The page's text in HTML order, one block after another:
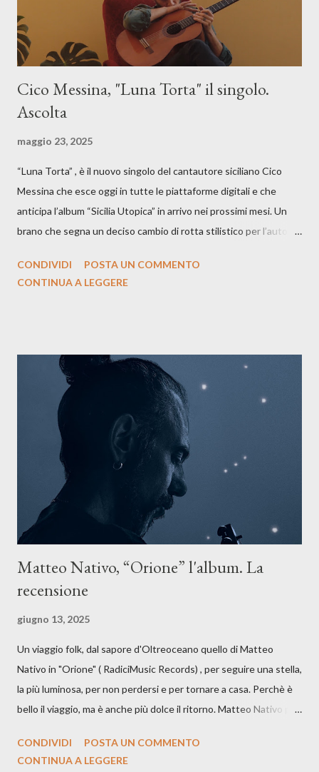
Cico Messina, "Luna Torta" il singolo.
Ascolta
maggio 23, 2025
“Luna Torta” , è il nuovo singolo del cantautore siciliano Cico
Messina che esce oggi in tutte le piattaforme digitali e che
anticipa l’album “Sicilia Utopica” in arrivo nei prossimi mesi. Un
brano che segna un deciso cambio di rotta stilistico per l’autore
testo ibrido tra italiano e siciliano, e un’urgenza espressiva che
La canzone racconta la difficoltà di creare, e perfino di esistere,
sotto il peso della realtà. Ma lo fa cercando una via d’uscita, una
forma di assoluzione, nel vivere e nel suonare, nel trovare respiro
anche quando l’aria sembra farsi più densa. Il brano è anche una
dichiarazione d’intenti: Cico Messina apre il suo nuovo percorso
artistico con una composizi...
CONDIVIDI
POSTA UN COMMENTO
CONTINUA A LEGGERE
Matteo Nativo, “Orione” l'album. La
recensione
giugno 13, 2025
Un viaggio folk, dal sapore d'Oltreoceano quello di Matteo
Nativo in "Orione" ( RadiciMusic Records) , per seguire una stella,
la più luminosa, per non perdersi e per tornare a casa. Perchè è
bello il viaggio, ma è anche più dolce il ritorno. Matteo Nativo per
indubbiamente matura e consapevole oltre che con ottimi
CONDIVIDI
POSTA UN COMMENTO
CONTINUA A LEGGERE